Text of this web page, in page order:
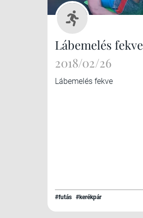
Lábemelés fekve
2018/02/26
Lábemelés fekve
#futás #kerékpár